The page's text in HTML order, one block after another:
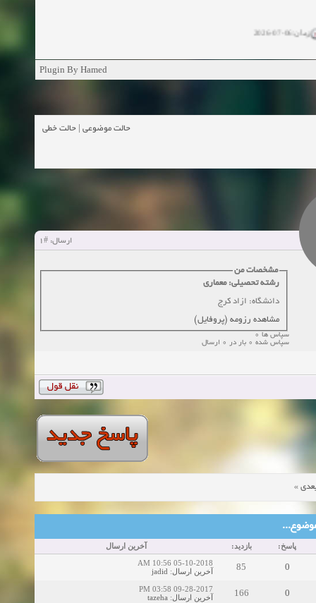
04-2025
زمان:11-11-2024
زمان:10-28-2024
زمان:10-21-2024
زمان:10-13-2024
Plugin By Hamed
حالت موضوعی حالت خطی
ارسال: #1
مشخصات من
رشته تحصیلی: معماری
دانشگاه: ازاد کرج
مشاهده رزومه (پروفایل)
سپاس ها 0
سپاس شده 0 بار در 0 ارسال
»
پاسخ: بازدید: آخرین ارسال
0
85
05-10-2018 10:56 AM
آخرین ارسال:
jadid
0
166
09-28-2017 03:58 PM
آخرین ارسال:
tazeha